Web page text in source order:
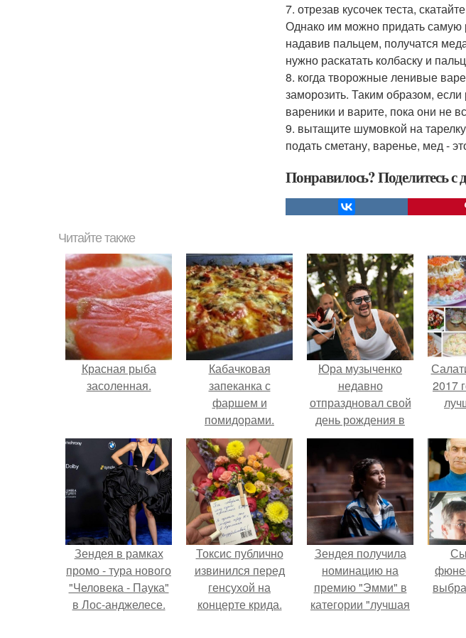
7. отрезав кусочек теста,
Однако им можно придать самую
надавив пальцем, получатся
нужно раскатать колбаску и
8. когда творожные ленивые
заморозить. Таким образом,
вареники и варите, пока они не
9. вытащите шумовкой на
подать сметану, варенье, мед -
Понравилось? Поделитесь с
Читайте также
Красная рыба
засоленная.
Кабачковая
запеканка с
фаршем и
помидорами.
Юра музыченко
недавно
отпраздновал свой
день рождения в
кругу самых
близких и родных
людей.
2017
Зендея в рамках
промо - тура нового
"Человека - Паука"
в Лос-анджелесе.
Токсис публично
извинился перед
генсухой на
концерте крида.
Зендея получила
номинацию на
премию "Эмми" в
категории "лучшая